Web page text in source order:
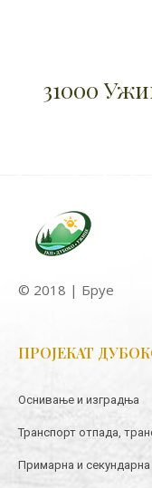
31000
© 2018 | Бруе
ПРОЈЕКАТ
Оснивање и изградња
Транспорт отпада,
Примарна и секундарна